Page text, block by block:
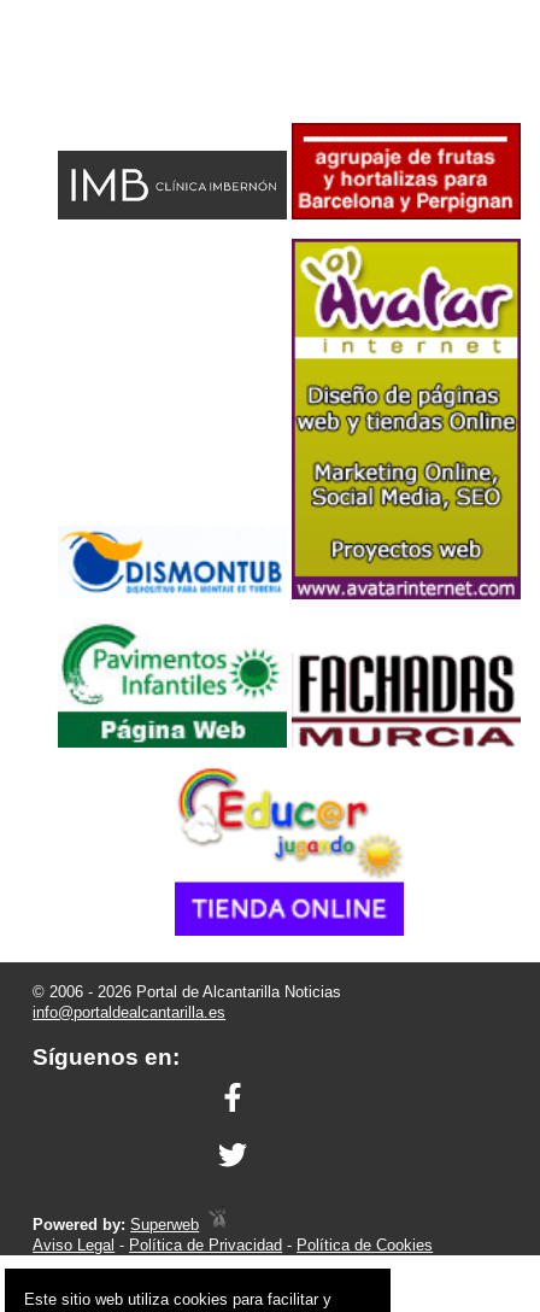
© 2006 - 2026 Portal de Alcantarilla Noticias
info@portaldealcantarilla.es
Síguenos en:
Powered by:Superweb
Aviso Legal - Política de Privacidad - Política de Cookies
Este sitio web utiliza cookies para facilitar y